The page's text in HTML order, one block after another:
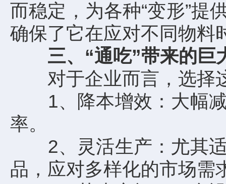
而稳定，为各种“变形”提
确保了它在应对不同物料
三、“通吃”带来的巨
对于企业而言，选择这
1、降本增效：大幅减
率。
2、灵活生产：尤其适
品，应对多样化的市场需